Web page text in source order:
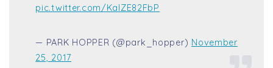
pic.twitter.com/KaIZE82FbP
— PARK HOPPER (@park_hopper) November
25, 2017